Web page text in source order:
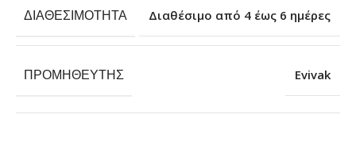
ΔΙΑΘΕΣΙΜΌΤΗΤΑ Διαθέσιμο από 4 έως 6 ημέρες
ΠΡΟΜΗΘΕΥΤΉΣ Evivak